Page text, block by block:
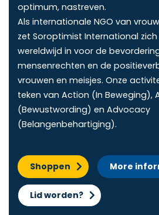
optimum, nastreven.
Als internationale NGO van
zet Soroptimist International zich
wereldwijd in voor de
mensenrechten en de
vrouwen en meisjes. Onze
teken van Action (In Beweging),
(Bewustwording) en Advocacy
(Belangenbehartiging).
Shoppen More
Lid worden?